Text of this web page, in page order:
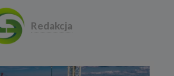
Redakcja